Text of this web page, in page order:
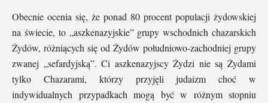
Obecnie ocenia się, że ponad 80 procent populacji żydowskiej
na świecie, to „aszkenazyjskie” grupy wschodnich chazarskich
Żydów, różniących się od Żydów południowo-zachodniej grupy
zwanej „sefardyjską”. Ci aszkenazyjscy Żydzi nie są Żydami
tylko Chazarami, którzy przyjęli judaizm choć w
indywidualnych przypadkach mogą być w różnym stopniu